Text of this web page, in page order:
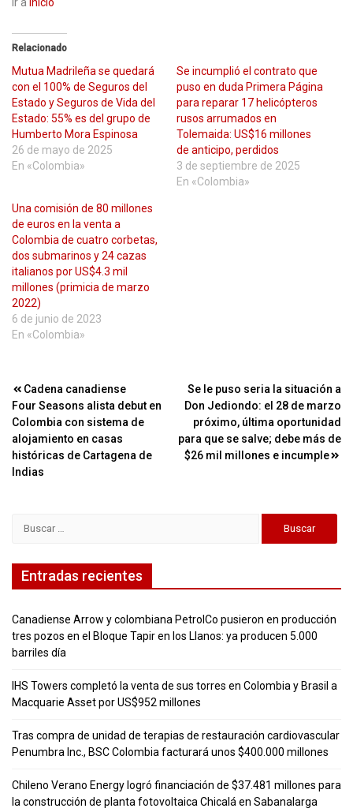
Relacionado
Mutua Madrileña se quedará
con el 100% de Seguros del
Estado y Seguros de Vida del
Estado: 55% es del grupo de
Humberto Mora Espinosa
26 de mayo de 2025
En «Colombia»
Se incumplió el contrato que
puso en duda Primera Página
para reparar 17 helicópteros
rusos arrumados en
Tolemaida: US$16 millones
de anticipo, perdidos
3 de septiembre de 2025
En «Colombia»
Una comisión de 80 millones
de euros en la venta a
Colombia de cuatro corbetas,
dos submarinos y 24 cazas
italianos por US$4.3 mil
millones (primicia de marzo
2022)
6 de junio de 2023
En «Colombia»
Navegación
de
entradas
Cadena canadiense
Four Seasons alista debut en
Colombia con sistema de
alojamiento en casas
históricas de Cartagena de
Indias
Se le puso seria la situación a
Don Jediondo: el 28 de marzo
próximo, última oportunidad
para que se salve; debe más de
$26 mil millones e incumple
Entradas recientes
Canadiense Arrow y colombiana PetrolCo pusieron en producción
tres pozos en el Bloque Tapir en los Llanos: ya producen 5.000
barriles día
IHS Towers completó la venta de sus torres en Colombia y Brasil a
Macquarie Asset por US$952 millones
Tras compra de unidad de terapias de restauración cardiovascular
Penumbra Inc., BSC Colombia facturará unos $400.000 millones
Chileno Verano Energy logró financiación de $37.481 millones para
la construcción de planta fotovoltaica Chicalá en Sabanalarga